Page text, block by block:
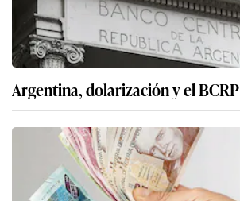
Argentina, dolarización y el BCRP